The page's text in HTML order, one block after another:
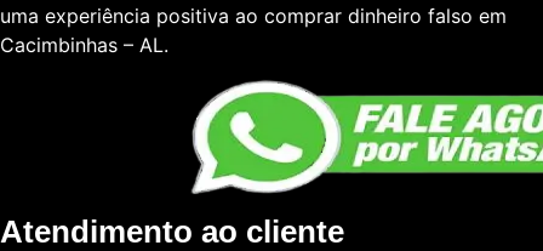
uma experiência positiva ao comprar dinheiro falso em
Cacimbinhas – AL.
Atendimento ao cliente